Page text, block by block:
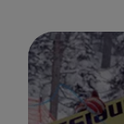
Audio
Player